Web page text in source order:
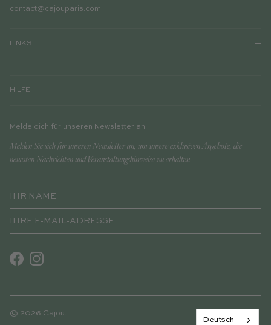
contact@cajouparis.com
LINKS
HILFE
Melde dich für unseren Newsletter an
Melden Sie sich für unseren Newsletter an, um unsere exklusiven Angebote, die
neuesten Nachrichten und Veranstaltungshinweise zu erhalten
FacebookInstagram
© 2026 Cajou
Deutsch